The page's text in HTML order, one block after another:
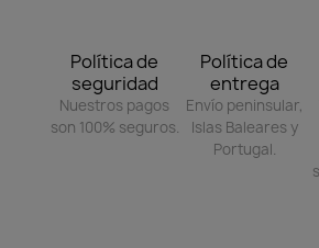
Política de
seguridad
Nuestros pagos
son 100% seguros.
Política de
entrega
Envío peninsular,
Islas Baleares y
Portugal.